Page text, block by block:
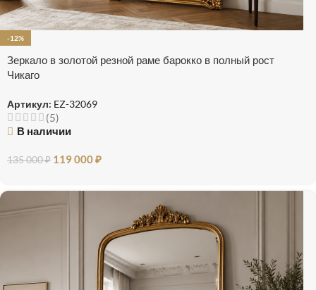
-12%
Зеркало в золотой резной раме барокко в полный рост
Чикаго
Артикул: EZ-32069
(5)
В наличии
135 000₽ 119 000₽